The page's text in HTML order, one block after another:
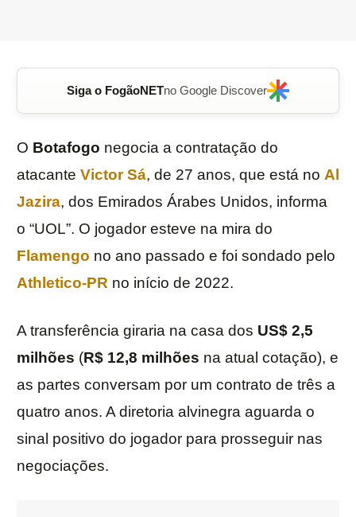
Siga o FogãoNETno Google Discover
O Botafogo negocia a contratação do
atacante Victor Sá, de 27 anos, que está no Al
Jazira, dos Emirados Árabes Unidos, informa
o “UOL”. O jogador esteve na mira do
Flamengo no ano passado e foi sondado pelo
Athletico-PR no início de 2022.
A transferência giraria na casa dos US$ 2,5
milhões (R$ 12,8 milhões na atual cotação), e
as partes conversam por um contrato de três a
quatro anos. A diretoria alvinegra aguarda o
sinal positivo do jogador para prosseguir nas
negociações.